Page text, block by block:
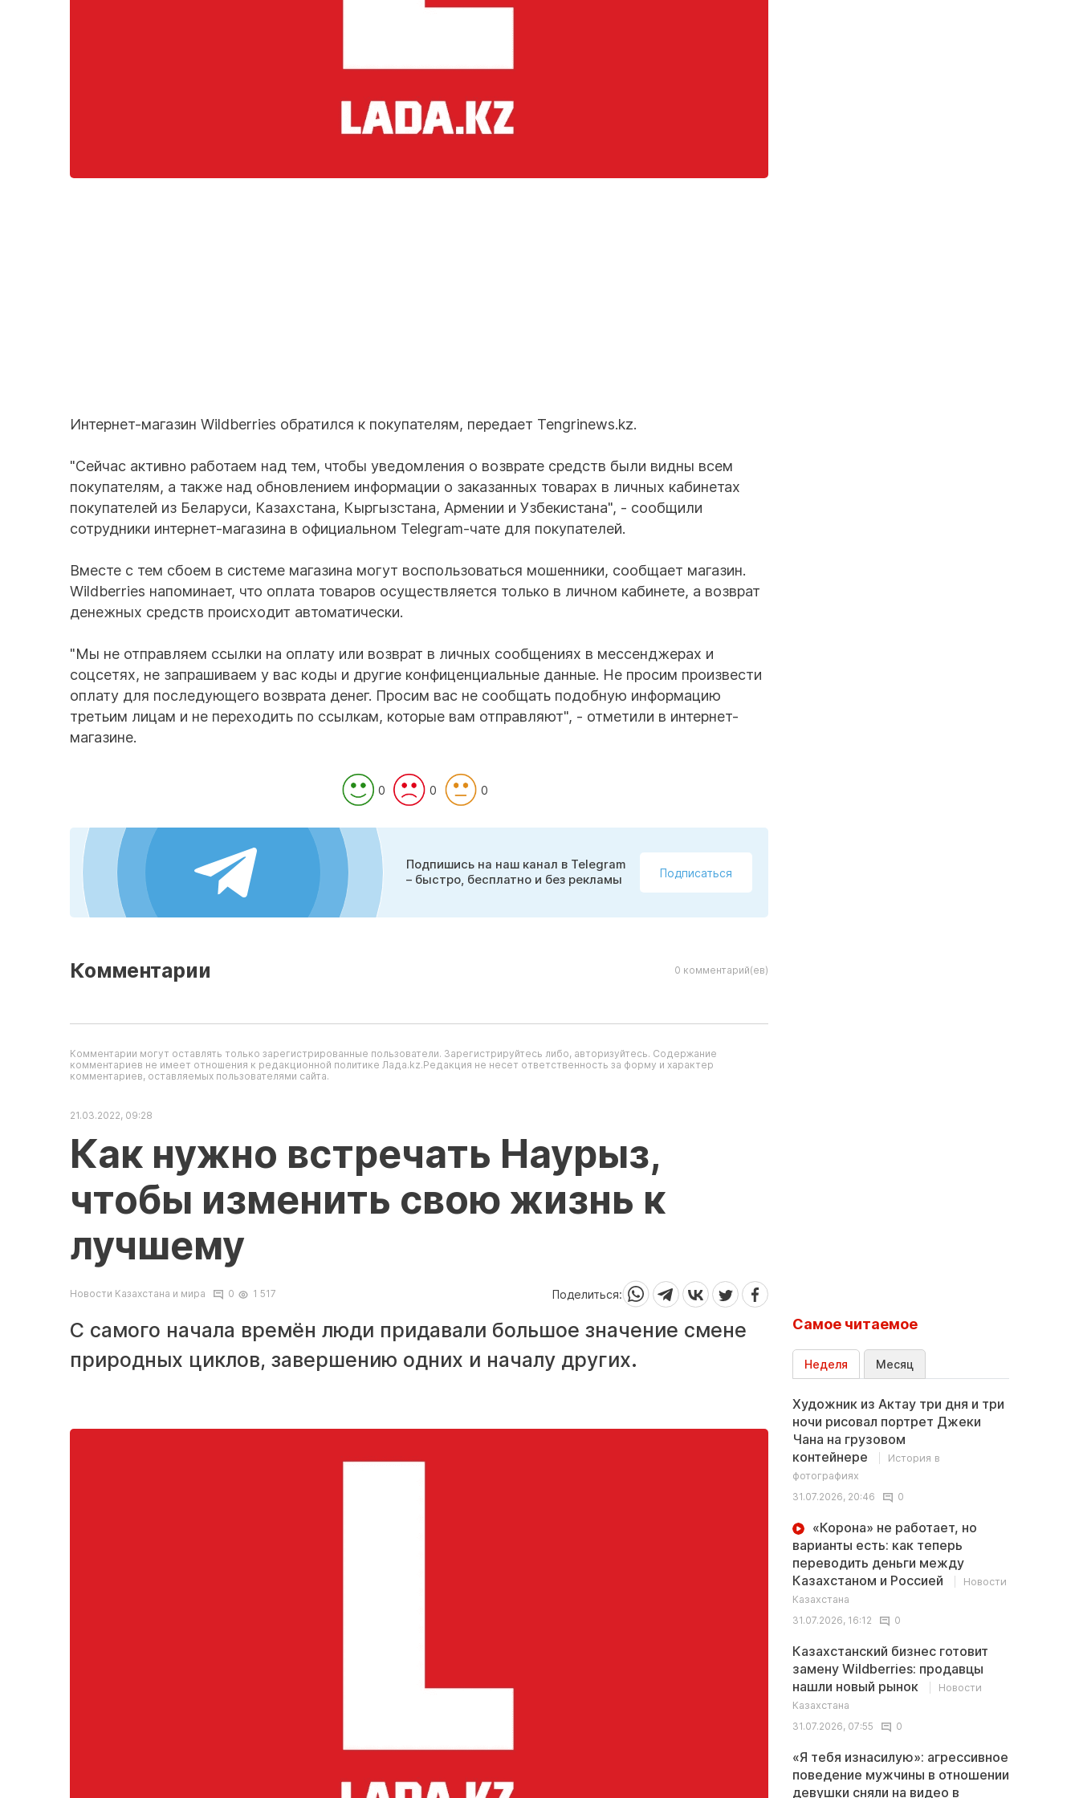
Интернет-магазин Wildberries обратился к покупателям, передает Tengrinews.kz.
"Сейчас активно работаем над тем, чтобы уведомления о возврате средств были видны всем
покупателям, а также над обновлением информации о заказанных товарах в личных кабинетах
покупателей из Беларуси, Казахстана, Кыргызстана, Армении и Узбекистана", - сообщили
сотрудники интернет-магазина в официальном Telegram-чате для покупателей.
Вместе с тем сбоем в системе магазина могут воспользоваться мошенники, сообщает магазин.
Wildberries напоминает, что оплата товаров осуществляется только в личном кабинете, а возврат
денежных средств происходит автоматически.
"Мы не отправляем ссылки на оплату или возврат в личных сообщениях в мессенджерах и
соцсетях, не запрашиваем у вас коды и другие конфиценциальные данные. Не просим произвести
оплату для последующего возврата денег. Просим вас не сообщать подобную информацию
третьим лицам и не переходить по ссылкам, которые вам отправляют", - отметили в интернет-
магазине.
0 0 0
Подпишись на наш канал в Telegram
– быстро, бесплатно и без рекламы
Подписаться
Комментарии 0 комментарий(ев)
Комментарии могут оставлять только зарегистрированные пользователи. Зарегистрируйтесь либо, авторизуйтесь. Содержание
комментариев не имеет отношения к редакционной политике Лада.kz.Редакция не несет ответственность за форму и характер
комментариев, оставляемых пользователями сайта.
21.03.2022, 09:28
Как нужно встречать Наурыз,
чтобы изменить свою жизнь к
лучшему
Новости Казахстана и мира 0 1 517 Поделиться:
С самого начала времён люди придавали большое значение смене
природных циклов, завершению одних и началу других.
Самое читаемое
Неделя Месяц
Художник из Актау три дня и три
ночи рисовал портрет Джеки
Чана на грузовом
контейнере
История в
фотографиях
31.07.2026, 20:46
0
«Корона» не работает, но
варианты есть: как теперь
переводить деньги между
Казахстаном и Россией
Новости
Казахстана
31.07.2026, 16:12
0
Казахстанский бизнес готовит
замену Wildberries: продавцы
нашли новый рынок
Новости
Казахстана
31.07.2026, 07:55
0
«Я тебя изнасилую»: агрессивное
поведение мужчины в отношении
девушки сняли на видео в